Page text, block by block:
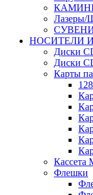
Лазеры/
НОСИТЕЛИ
Диски
Диски
Карты
Кассета
Флешки